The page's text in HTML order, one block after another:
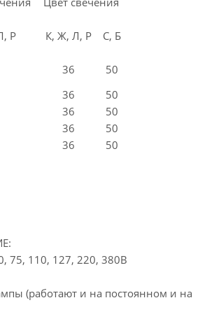
Р К, Ж, Л, Р
С, Б
36
50
36
50
36
50
36
50
36 50
75, 110, 127, 220, 380В
(работают и на постоянном и на